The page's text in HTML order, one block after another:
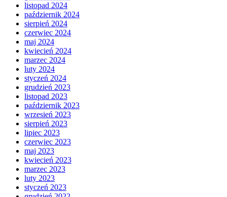
listopad 2024
październik 2024
sierpień 2024
czerwiec 2024
maj 2024
kwiecień 2024
marzec 2024
luty 2024
styczeń 2024
grudzień 2023
listopad 2023
październik 2023
wrzesień 2023
sierpień 2023
lipiec 2023
czerwiec 2023
maj 2023
kwiecień 2023
marzec 2023
luty 2023
styczeń 2023